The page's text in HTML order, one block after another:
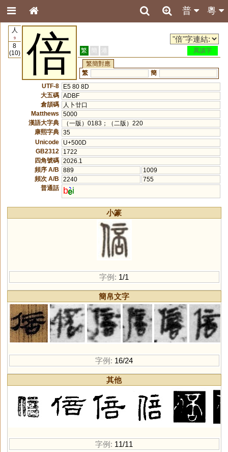
粵
普
人
9
8
(10)
倍 繁 簡 港
異讀字
繁簡對應
繁
簡
UTF-8
E5 80 8D
大五碼 ADBF
倉頡碼
人卜廿口
Matthews
5000
漢語大字典
（一版）0183；（二版）220
康熙字典 35
Unicode
U+500D
GB2312
1722
四角號碼 2026.1
頻序 A/B
889
1009
頻次 A/B
2240
755
普通話
b i
小篆
字例: 1/1
簡帛文字
字例: 16/24
其他
字例: 11/11